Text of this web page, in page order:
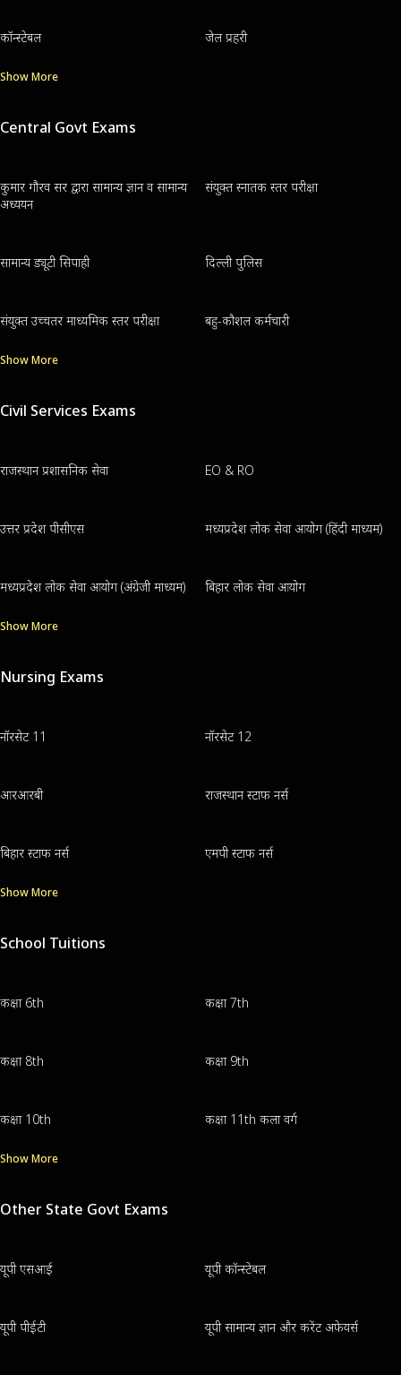
कॉन्स्टेबल जेल प्रहरी
Show More
Central Govt Exams
कुमार गौरव सर द्वारा सामान्य ज्ञान व सामान्य
अध्ययन
संयुक्त स्नातक स्तर परीक्षा
सामान्य ड्यूटी सिपाही दिल्ली पुलिस
संयुक्त उच्चतर माध्यमिक स्तर परीक्षा बहु-कौशल कर्मचारी
Show More
Civil Services Exams
राजस्थान प्रशासनिक सेवा EO & RO
उत्तर प्रदेश पीसीएस मध्यप्रदेश लोक सेवा आयोग (हिंदी माध्यम)
मध्यप्रदेश लोक सेवा आयोग (अंग्रेजी माध्यम) बिहार लोक सेवा आयोग
Show More
Nursing Exams
नॉरसेट 11 नॉरसेट 12
आरआरबी राजस्थान स्टाफ नर्स
बिहार स्टाफ नर्स एमपी स्टाफ नर्स
Show More
School Tuitions
कक्षा 6th कक्षा 7th
कक्षा 8th कक्षा 9th
कक्षा 10th कक्षा 11th कला वर्ग
Show More
Other State Govt Exams
यूपी एसआई यूपी कॉन्स्टेबल
यूपी पीईटी यूपी सामान्य ज्ञान और करेंट अफेयर्स